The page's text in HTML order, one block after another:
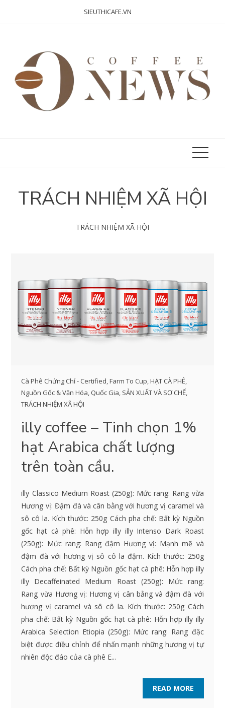
SIEUTHICAFE.VN
TRÁCH NHIỆM XÃ HỘI
TRÁCH NHIỆM XÃ HỘI
Cà Phê Chứng Chỉ - Certified,Farm To Cup,HẠT CÀ PHÊ,
Nguồn Gốc & Văn Hóa, Quốc Gia, SẢN XUẤT VÀ SƠ CHẾ,
TRÁCH NHIỆM XÃ HỘI
illy coffee – Tinh chọn 1%
hạt Arabica chất lượng
trên toàn cầu.
illy Classico Medium Roast (250g): Mức rang: Rang vừa
Hương vị: Đậm đà và cân bằng với hương vị caramel và
sô cô la. Kích thước: 250g Cách pha chế: Bất kỳ Nguồn
gốc hạt cà phê: Hỗn hợp illy illy Intenso Dark Roast
(250g): Mức rang: Rang đậm Hương vị: Mạnh mẽ và
đậm đà với hương vị sô cô la đậm. Kích thước: 250g
Cách pha chế: Bất kỳ Nguồn gốc hạt cà phê: Hỗn hợp illy
illy Decaffeinated Medium Roast (250g): Mức rang:
Rang vừa Hương vị: Hương vị cân bằng và đậm đà với
hương vị caramel và sô cô la. Kích thước: 250g Cách
pha chế: Bất kỳ Nguồn gốc hạt cà phê: Hỗn hợp illy illy
Arabica Selection Etiopia (250g): Mức rang: Rang đặc
biệt được điều chỉnh để nhấn mạnh những hương vị tự
nhiên độc đáo của cà phê E...
READ MORE